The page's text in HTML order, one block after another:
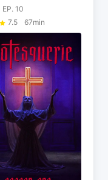
EP. 10
7.5 67min